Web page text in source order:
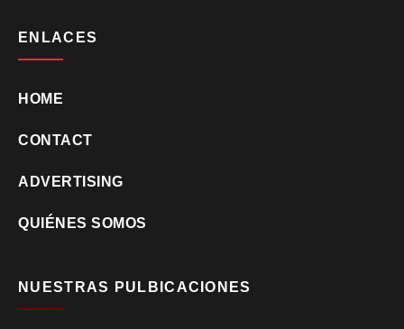
ENLACES
HOME
CONTACT
ADVERTISING
QUIÉNES SOMOS
NUESTRAS PULBICACIONES